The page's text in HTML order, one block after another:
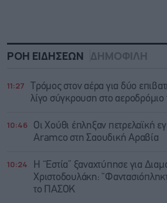
ΡΟΗ ΕΙΔΗΣΕΩΝ ΔΗΜΟΦΙΛΗ
11:27
Τρόμος στον αέρα για δύο
λίγο σύγκρουση στο αεροδρόμιο
10:46
Οι Χούθι έπληξαν πετρελαϊκή
Aramco στη Σαουδική Αραβία
10:24
Η “Εστία” ξαναχτύπησε για
Χριστοδουλάκη:
το ΠΑΣΟΚ